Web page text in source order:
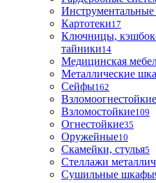
Картотеки17
Ключницы,
тайники14
Медицинская
Металлические
Сейфы162
Взломоогнестойкие
Взломостойкие109
Огнестойкие35
Оружейные10
Скамейки, стулья5
Стеллажи
Сушильные шкафы